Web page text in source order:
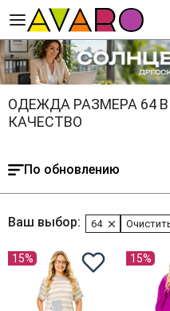
ОДЕЖДА РАЗМЕРА 64 В
КАЧЕСТВО
По обновлению
Ваш выбор: 64
15% 15%